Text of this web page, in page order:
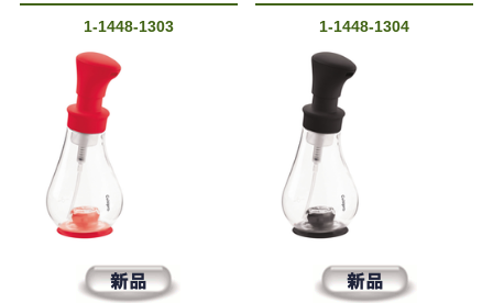
1-1448-1303 1-1448-1304